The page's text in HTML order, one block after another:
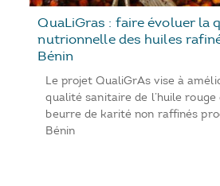
QuaLiGras : faire évoluer la
nutrionnelle des huiles
Bénin
Le projet QualiGrAs vise à
qualité sanitaire de l’huile rouge
beurre de karité non raffinés
Bénin